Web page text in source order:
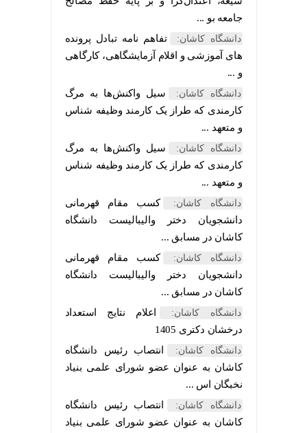
جامعه بو ...
دانشگاه کاشان: تفاهم نامه تبادل پرونده‌
های آموزشی و اقلام آزمایشگاهی، کارگاهی
دانشگاه کاشان: سیل واکنش‌ها به مرگ
کارمندی که طراز یک کارمند وظیفه شناس
و متعهد ...
دانشگاه کاشان: سیل واکنش‌ها به مرگ
کارمندی که طراز یک کارمند وظیفه شناس
و متعهد ...
دانشگاه کاشان: کسب مقام قهرمانی
دانشجویان دختر والیبالیست دانشگاه
کاشان در مسابق ...
دانشگاه کاشان: کسب مقام قهرمانی
دانشجویان دختر والیبالیست دانشگاه
کاشان در مسابق ...
دانشگاه کاشان: اعلام نتایج استعداد
درخشان دکتری 1405
دانشگاه کاشان: انتصاب رئیس دانشگاه
کاشان به عنوان عضو شورای علمی بنیاد
نخبگان اس ...
دانشگاه کاشان: انتصاب رئیس دانشگاه
کاشان به عنوان عضو شورای علمی بنیاد